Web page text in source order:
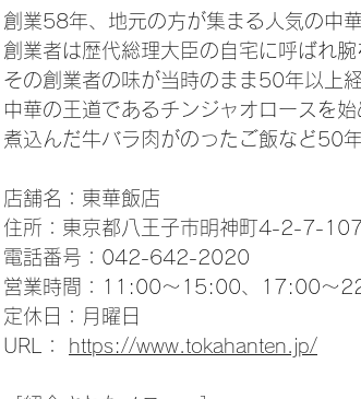
創業58年、地元の方が集まる人気の中華
創業者は歴代総理大臣の自宅に呼ばれ
その創業者の味が当時のまま50年以上
中華の王道であるチンジャオロースを
煮込んだ牛バラ肉がのったご飯など50
店舗名：東華飯店
住所：東京都八王子市明神町4-2-7-
電話番号：042-642-2020
営業時間：11:00～15:00、17:00～
定休日：月曜日
URL：
https://www.tokahanten.jp/